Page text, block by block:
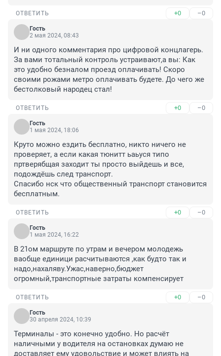
ОТВЕТИТЬ +0 –0
Гость
2 мая 2024, 08:43
И ни одного комментария про цифровой концлагерь.
За вами тотальный контроль устраивают,а вы: Как
это удобно безналом проезд оплачивать! Скоро
своими рожами метро оплачивать будете. До чего же
бестолковый народец стал!
ОТВЕТИТЬ +0 –0
Гость
1 мая 2024, 18:06
Круто можно ездить бесплатно, никто ничего не
проверяет, а если какая тюнитт ьаьуся типо
пртверябщая заходит ты просто выйдешь и все,
подождёшь след транспорт.
Спасибо нск что общественный транспорт становится
бесплатным.
ОТВЕТИТЬ +0 –0
Гость
1 мая 2024, 16:22
В 21ом маршруте по утрам и вечером молодежь
ваобще единици расчитываются ,как будто так и
надо,нахаляву.Ужас,наверно,бюджет
огромный,транспортные затраты компенсирует
ОТВЕТИТЬ +0 –0
Гость
30 апреля 2024, 10:39
Терминалы - это конечно удобно. Но расчёт
наличными у водителя на остановках думаю не
доставляет ему удовольствие и может влиять на